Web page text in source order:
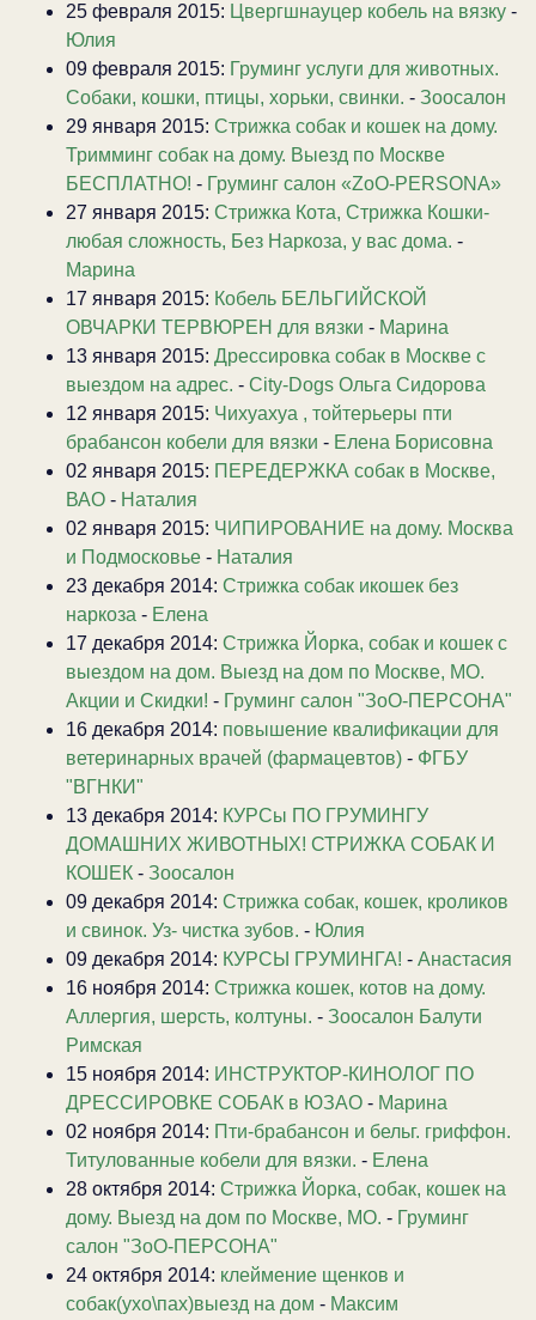
25 февраля 2015: Цвергшнауцер кобель на вязку -
Юлия
09 февраля 2015: Груминг услуги для животных.
Собаки, кошки, птицы, хорьки, свинки. - Зоосалон
29 января 2015: Стрижка собак и кошек на дому.
Тримминг собак на дому. Выезд по Москве
БЕСПЛАТНО! - Груминг салон «ZoO-PERSONA»
27 января 2015: Стрижка Кота, Стрижка Кошки-
любая сложность, Без Наркоза, у вас дома. -
Марина
17 января 2015: Кобель БЕЛЬГИЙСКОЙ
ОВЧАРКИ ТЕРВЮРЕН для вязки - Марина
13 января 2015: Дрессировка собак в Москве с
выездом на адрес. - City-Dogs Ольга Сидорова
12 января 2015: Чихуахуа , тойтерьеры пти
брабансон кобели для вязки - Елена Борисовна
02 января 2015: ПЕРЕДЕРЖКА собак в Москве,
ВАО - Наталия
02 января 2015: ЧИПИРОВАНИЕ на дому. Москва
и Подмосковье - Наталия
23 декабря 2014: Стрижка собак икошек без
наркоза - Елена
17 декабря 2014: Стрижка Йорка, собак и кошек с
выездом на дом. Выезд на дом по Москве, МО.
Акции и Скидки! - Груминг салон "ЗоО-ПЕРСОНА"
16 декабря 2014: повышение квалификации для
ветеринарных врачей (фармацевтов) - ФГБУ
"ВГНКИ"
13 декабря 2014: КУРСы ПО ГРУМИНГУ
ДОМАШНИХ ЖИВОТНЫХ! СТРИЖКА СОБАК И
КОШЕК - Зоосалон
09 декабря 2014: Стрижка собак, кошек, кроликов
и свинок. Уз- чистка зубов. - Юлия
09 декабря 2014: КУРСЫ ГРУМИНГА! - Анастасия
16 ноября 2014: Стрижка кошек, котов на дому.
Аллергия, шерсть, колтуны. - Зоосалон Балути
Римская
15 ноября 2014: ИНСТРУКТОР-КИНОЛОГ ПО
ДРЕССИРОВКЕ СОБАК в ЮЗАО - Марина
02 ноября 2014: Пти-брабансон и бельг. гриффон.
Титулованные кобели для вязки. - Елена
28 октября 2014: Стрижка Йорка, собак, кошек на
дому. Выезд на дом по Москве, МО. - Груминг
салон "ЗоО-ПЕРСОНА"
24 октября 2014: клеймение щенков и
собак(ухо\пах)выезд на дом - Максим